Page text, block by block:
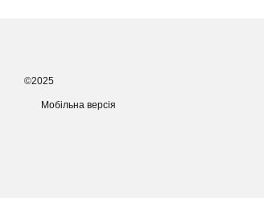
©2025
Мобільна версія